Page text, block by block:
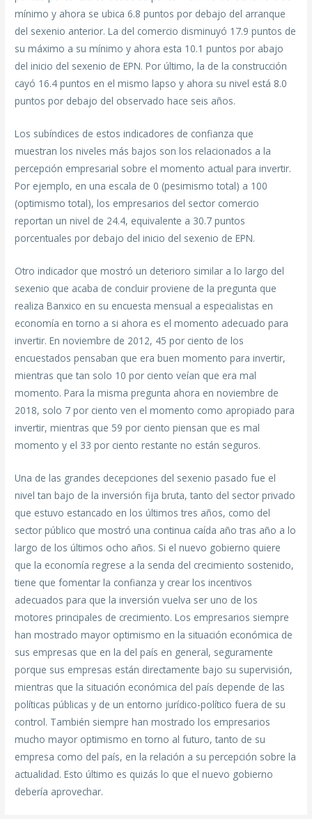
mínimo y ahora se ubica 6.8 puntos por debajo del arranque
del sexenio anterior. La del comercio disminuyó 17.9 puntos de
su máximo a su mínimo y ahora esta 10.1 puntos por abajo
del inicio del sexenio de EPN. Por último, la de la construcción
cayó 16.4 puntos en el mismo lapso y ahora su nivel está 8.0
puntos por debajo del observado hace seis años.
Los subíndices de estos indicadores de confianza que
muestran los niveles más bajos son los relacionados a la
percepción empresarial sobre el momento actual para invertir.
Por ejemplo, en una escala de 0 (pesimismo total) a 100
(optimismo total), los empresarios del sector comercio
reportan un nivel de 24.4, equivalente a 30.7 puntos
porcentuales por debajo del inicio del sexenio de EPN.
Otro indicador que mostró un deterioro similar a lo largo del
sexenio que acaba de concluir proviene de la pregunta que
realiza Banxico en su encuesta mensual a especialistas en
economía en torno a si ahora es el momento adecuado para
invertir. En noviembre de 2012, 45 por ciento de los
encuestados pensaban que era buen momento para invertir,
mientras que tan solo 10 por ciento veían que era mal
momento. Para la misma pregunta ahora en noviembre de
2018, solo 7 por ciento ven el momento como apropiado para
invertir, mientras que 59 por ciento piensan que es mal
momento y el 33 por ciento restante no están seguros.
Una de las grandes decepciones del sexenio pasado fue el
nivel tan bajo de la inversión fija bruta, tanto del sector privado
que estuvo estancado en los últimos tres años, como del
sector público que mostró una continua caída año tras año a lo
largo de los últimos ocho años. Si el nuevo gobierno quiere
que la economía regrese a la senda del crecimiento sostenido,
tiene que fomentar la confianza y crear los incentivos
adecuados para que la inversión vuelva ser uno de los
motores principales de crecimiento. Los empresarios siempre
han mostrado mayor optimismo en la situación económica de
sus empresas que en la del país en general, seguramente
porque sus empresas están directamente bajo su supervisión,
mientras que la situación económica del país depende de las
políticas públicas y de un entorno jurídico-político fuera de su
control. También siempre han mostrado los empresarios
mucho mayor optimismo en torno al futuro, tanto de su
empresa como del país, en la relación a su percepción sobre la
actualidad. Esto último es quizás lo que el nuevo gobierno
debería aprovechar.